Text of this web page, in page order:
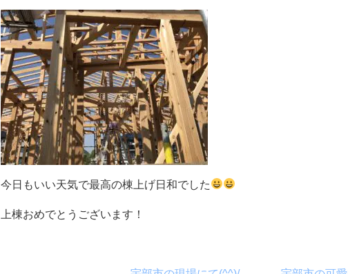
今日もいい天気で最高の棟上げ日和でした
上棟おめでとうございます！